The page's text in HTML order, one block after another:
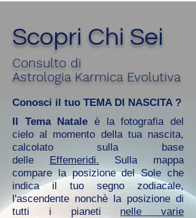
Scopri Chi Sei
Consulto di
Astrologia Karmica Evolutiva
Conosci il tuo TEMA DI NASCITA ?
Il Tema Natale è la fotografia del
cielo al momento della tua nascita,
calcolato sulla base
delle Effemeridi. Sulla mappa
compare la posizione del Sole che
indica il tuo segno zodiacale,
l'ascendente nonchè la posizione di
tutti i pianeti nelle varie